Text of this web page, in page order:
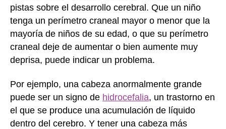
pistas sobre el desarrollo cerebral. Que un niño
tenga un perímetro craneal mayor o menor que la
mayoría de niños de su edad, o que su perímetro
craneal deje de aumentar o bien aumente muy
deprisa, puede indicar un problema.
Por ejemplo, una cabeza anormalmente grande
puede ser un signo de hidrocefalia, un trastorno en
el que se produce una acumulación de líquido
dentro del cerebro. Y tener una cabeza más